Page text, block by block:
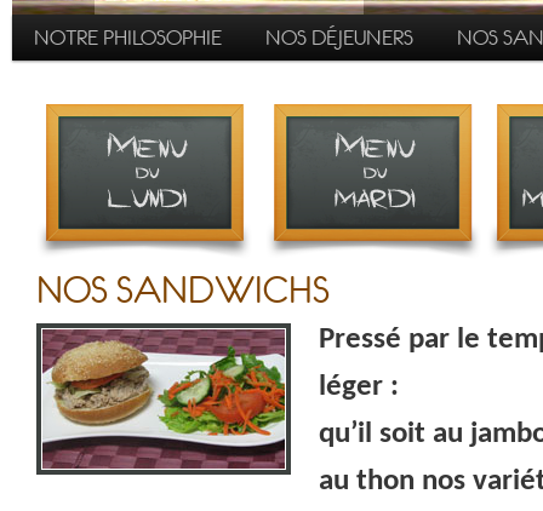
ALLER AU CONTENU PRINCIPAL
ALLER AU CONTENU SECONDAIRE
NOTRE PHILOSOPHIE NOS DÉJEUNERS NOS
NOS SANDWICHS
Pressé par le
léger :
qu’il soit au
au thon nos